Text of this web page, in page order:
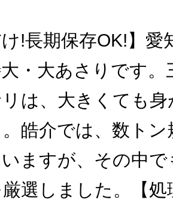
け!長期保存OK!】
・大あさりです
は、大きくても
皓介では、数ト
ますが、その中
選しました。【